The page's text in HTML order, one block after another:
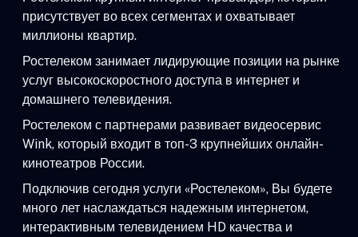
присутствует во всех сегментах и охватывает
миллионы квартир.
Ростелеком занимает лидирующие позиции на рынке
услуг высокоскоростного доступа в интернет и
домашнего телевидения.
Ростелеком с партнерами развивает видеосервис
Wink, который входит в топ-3 крупнейших онлайн-
кинотеатров России.
Подключив сегодня услуги «Ростелеком», Вы будете
много лет наслаждаться надежным интернетом,
интерактивным телевидением HD качества и